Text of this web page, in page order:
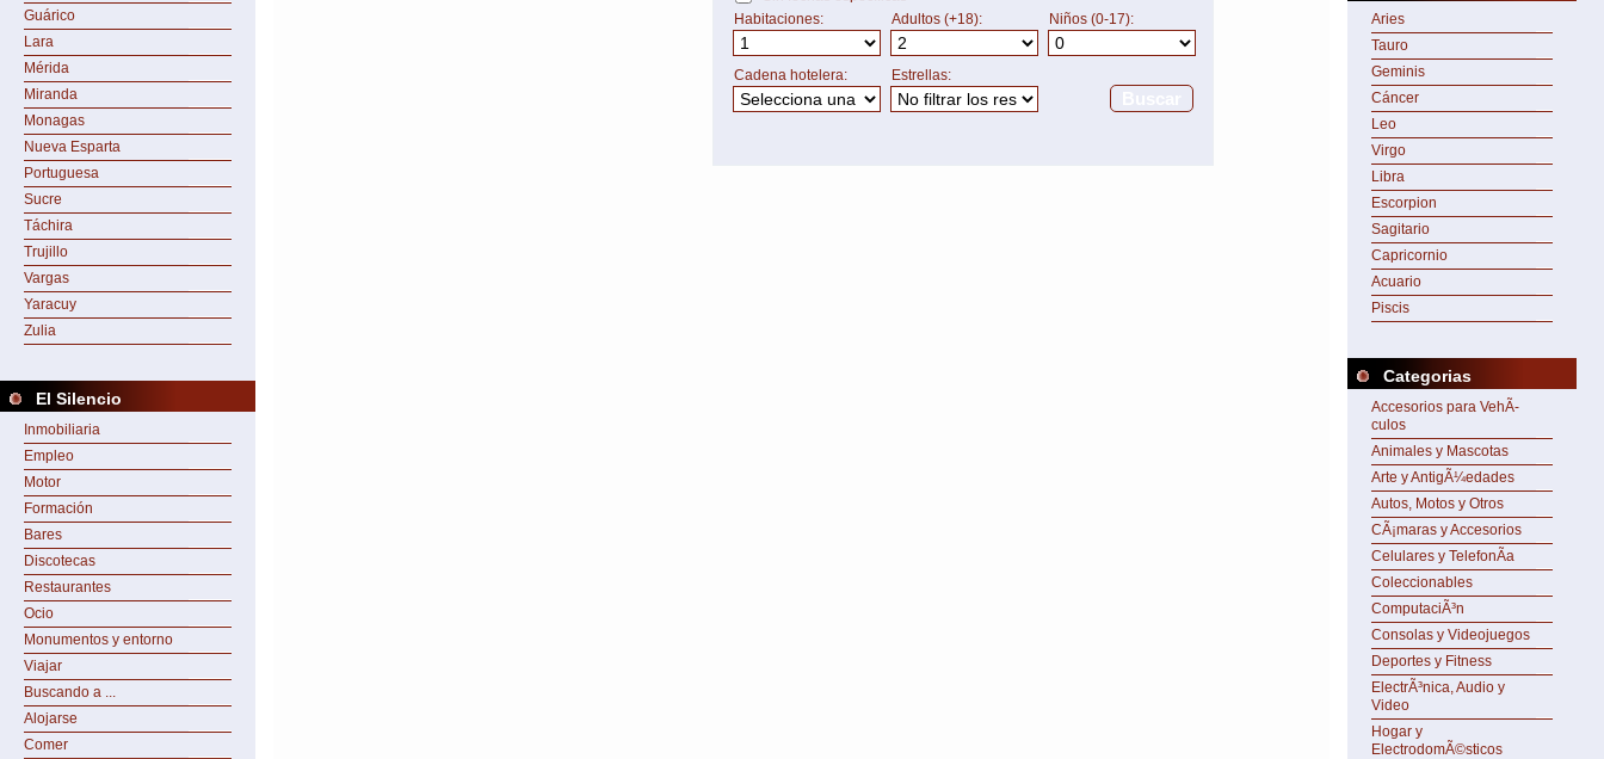
Guárico
Lara
Mérida
Miranda
Monagas
Nueva Esparta
Portuguesa
Sucre
Táchira
Trujillo
Vargas
Yaracuy
Zulia
El Silencio
Inmobiliaria
Empleo
Motor
Formación
Bares
Discotecas
Restaurantes
Ocio
Monumentos y entorno
Viajar
Buscando a ...
Alojarse
Comer
Habitaciones:
Adultos (+18): Niños (0-17):
Cadena hotelera: Estrellas:
Aries
Tauro
Geminis
Cáncer
Leo
Virgo
Libra
Escorpion
Sagitario
Capricornio
Acuario
Piscis
Categorias
Accesorios para VehÃ­
culos
Animales y Mascotas
Arte y AntigÃ¼edades
Autos, Motos y Otros
CÃ¡maras y Accesorios
Celulares y TelefonÃ­a
Coleccionables
ComputaciÃ³n
Consolas y Videojuegos
Deportes y Fitness
ElectrÃ³nica, Audio y
Video
Hogar y
ElectrodomÃ©sticos